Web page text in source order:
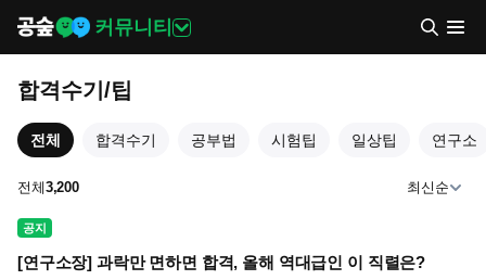
커뮤니티
합격수기/팁
전체 합격수기 공부법 시험팁 일상팁 연구소
전체3,200 최신순
공지
[연구소장] 과락만 면하면 합격, 올해 역대급인 이 직렬은?